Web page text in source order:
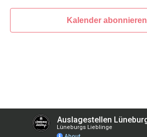
Kalender abonnieren